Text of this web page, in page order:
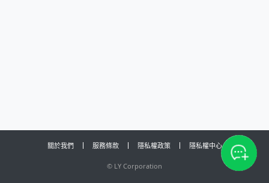
關於我們 服務條款 隱私權政策 隱私權中心
© LY Corporation